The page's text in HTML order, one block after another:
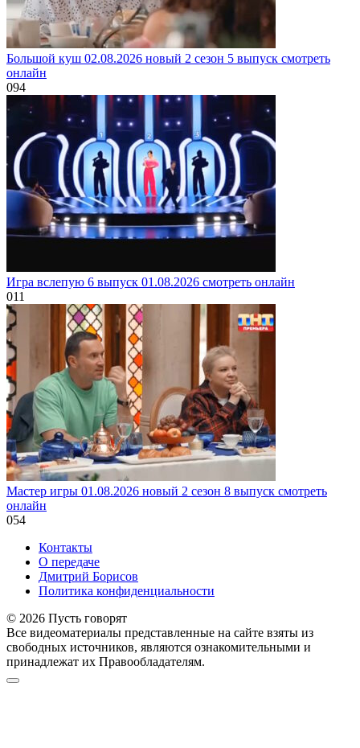
Большой куш 02.08.2026 новый 2 сезон 5 выпуск смотреть
онлайн
094
Игра вслепую 6 выпуск 01.08.2026 смотреть онлайн
011
Мастер игры 01.08.2026 новый 2 сезон 8 выпуск смотреть
онлайн
054
Контакты
О передаче
Дмитрий Борисов
Политика конфиденциальности
© 2026 Пусть говорят
Все видеоматериалы представленные на сайте взяты из
свободных источников, являются ознакомительными и
принадлежат их Правообладателям.